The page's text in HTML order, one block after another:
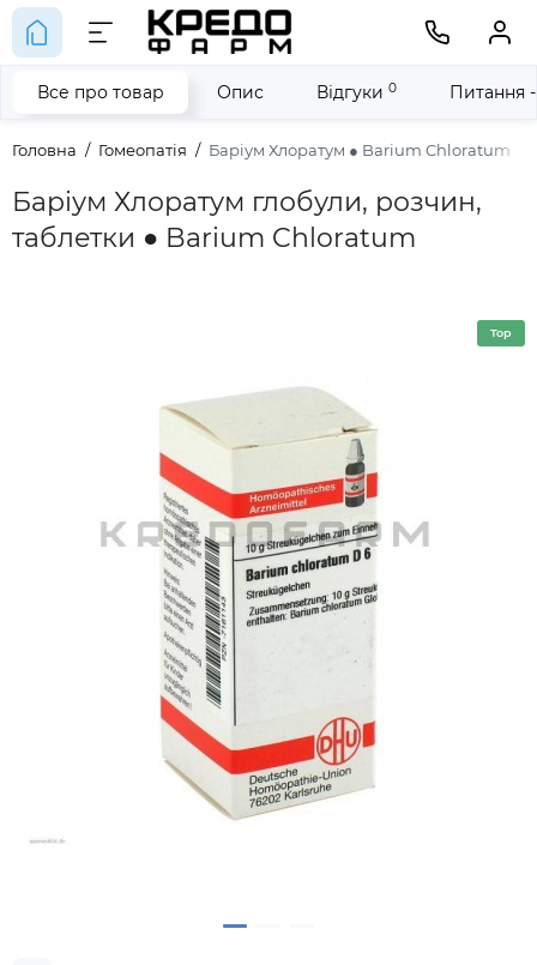
Головна Гомеопатія Баріум Хлоратум ● Barium Chloratum
Баріум Хлоратум глобули, розчин,
таблетки ● Barium Chloratum
Все про товар Опис Відгуки 0 Питання
Top